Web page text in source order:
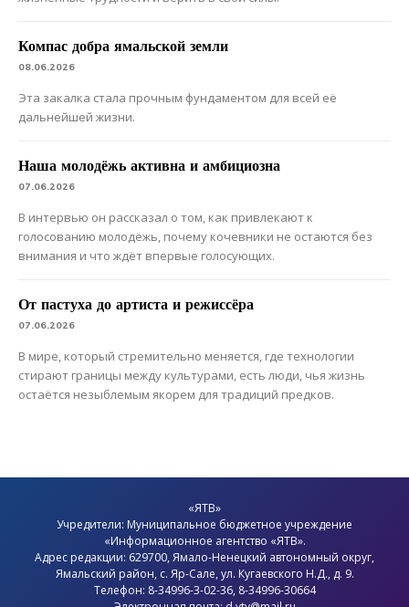
Компас добра ямальской земли
08.06.2026
Эта закалка стала прочным фундаментом для всей её
дальнейшей жизни.
Наша молодёжь активна и амбициозна
07.06.2026
В интервью он рассказал о том, как привлекают к
голосованию молодёжь, почему кочевники не остаются без
внимания и что ждёт впервые голосующих.
От пастуха до артиста и режиссёра
07.06.2026
В мире, который стремительно меняется, где технологии
стирают границы между культурами, есть люди, чья жизнь
остаётся незыблемым якорем для традиций предков.
«ЯТВ»
Учредители: Муниципальное бюджетное учреждение
«Информационное агентство «ЯТВ».
Адрес редакции: 629700, Ямало-Ненецкий автономный округ,
Ямальский район, с. Яр-Сале, ул. Кугаевского Н.Д., д. 9.
Телефон: 8-34996-3-02-36, 8-34996-30664